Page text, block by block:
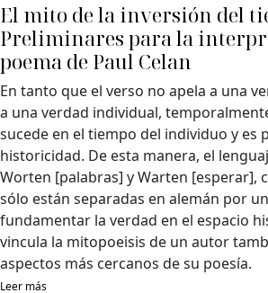
El mito de la inversión del
Preliminares para la
poema de Paul Celan
En tanto que el verso no apela a una
a una verdad individual,
sucede en el tiempo del individuo y es
historicidad. De esta manera, el
Worten [palabras] y Warten [esperar],
sólo están separadas en alemán por
fundamentar la verdad en el espacio
vincula la mitopoeisis de un autor
aspectos más cercanos de su poesía.
Leer más